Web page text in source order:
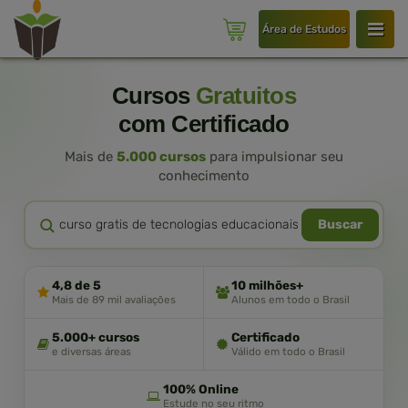
Área de Estudos
Cursos Gratuitos
com Certificado
Mais de 5.000 cursos para impulsionar seu
conhecimento
Buscar
4,8 de 5
Mais de 89 mil avaliações
10 milhões+
Alunos em todo o Brasil
5.000+ cursos
e diversas áreas
Certificado
Válido em todo o Brasil
100% Online
Estude no seu ritmo